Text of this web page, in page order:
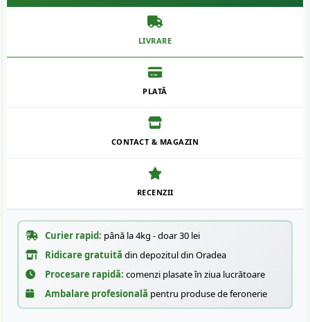
LIVRARE
PLATĂ
CONTACT & MAGAZIN
RECENZII
Curier rapid: până la 4kg - doar 30 lei
Ridicare gratuită din depozitul din Oradea
Procesare rapidă: comenzi plasate în ziua lucrătoare
Ambalare profesională pentru produse de feronerie